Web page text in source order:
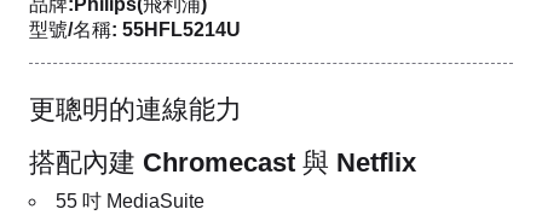
品牌:Philips(飛利浦)
型號/名稱: 55HFL5214U
更聰明的連線能力
搭配內建 Chromecast 與 Netflix
55 吋 MediaSuite